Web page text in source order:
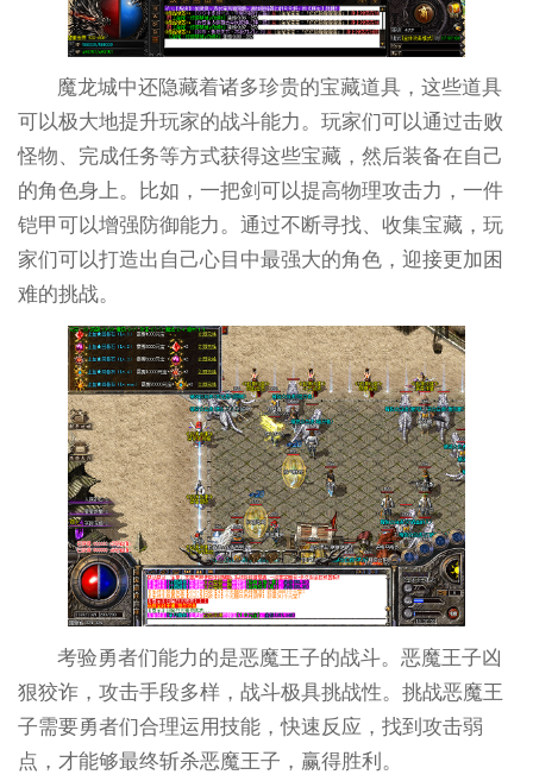
魔龙城中还隐藏着诸多珍贵的宝藏道具，这些道具
可以极大地提升玩家的战斗能力。玩家们可以通过击败
怪物、完成任务等方式获得这些宝藏，然后装备在自己
的角色身上。比如，一把剑可以提高物理攻击力，一件
铠甲可以增强防御能力。通过不断寻找、收集宝藏，玩
家们可以打造出自己心目中最强大的角色，迎接更加困
难的挑战。
考验勇者们能力的是恶魔王子的战斗。恶魔王子凶
狠狡诈，攻击手段多样，战斗极具挑战性。挑战恶魔王
子需要勇者们合理运用技能，快速反应，找到攻击弱
点，才能够最终斩杀恶魔王子，赢得胜利。